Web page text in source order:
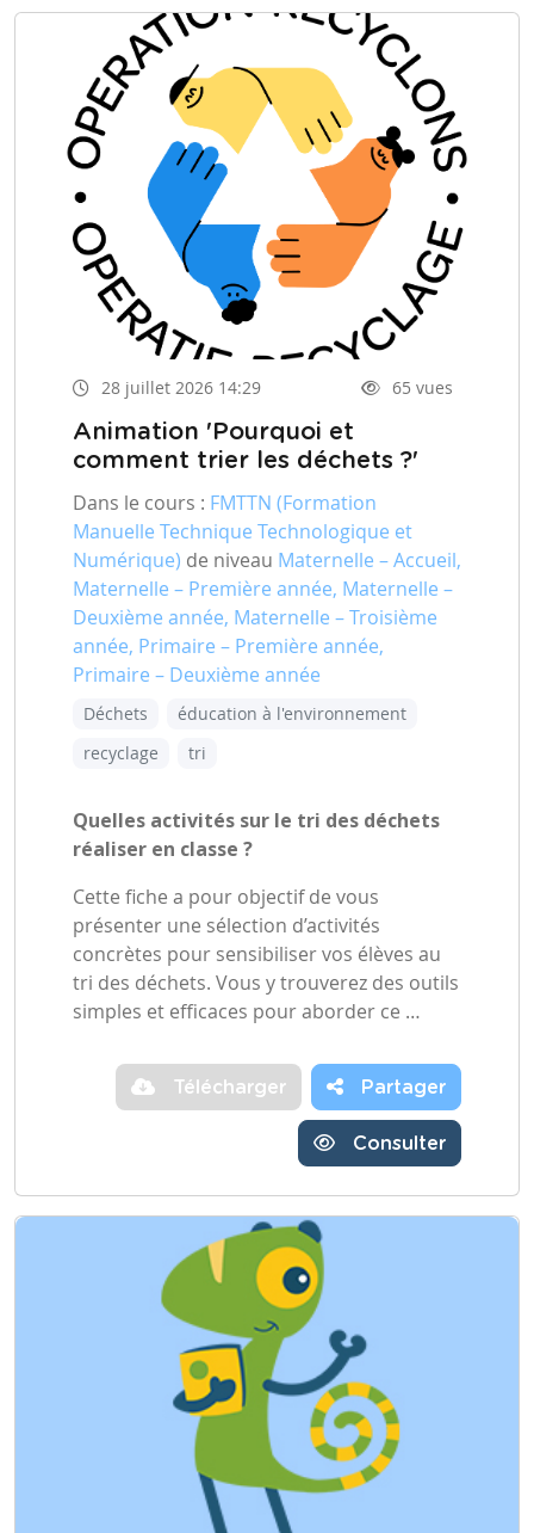
28 juillet 2026 14:29 65 vues
Animation 'Pourquoi et
comment trier les déchets ?'
Dans le cours : FMTTN (Formation
Manuelle Technique Technologique et
Numérique) de niveau Maternelle – Accueil,
Maternelle – Première année, Maternelle –
Deuxième année, Maternelle – Troisième
année, Primaire – Première année,
Primaire – Deuxième année
Déchets
éducation à l'environnement
recyclage
tri
Quelles activités sur le tri des déchets
réaliser en classe ?
Cette fiche a pour objectif de vous
présenter une sélection d’activités
concrètes pour sensibiliser vos élèves au
tri des déchets. Vous y trouverez des outils
simples et efficaces pour aborder ce …
Télécharger Partager
Consulter